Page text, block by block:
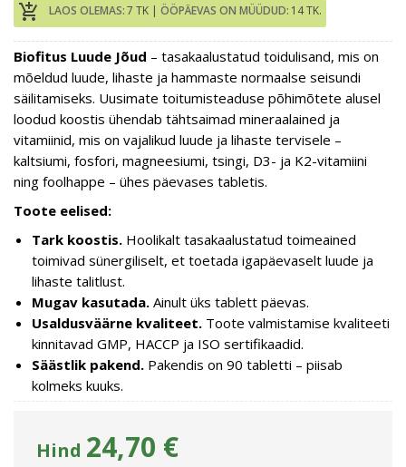
add_shopping_cart LAOS OLEMAS:7 TK | ÖÖPÄEVAS ON MÜÜDUD: 14 TK.
Biofitus Luude Jõud – tasakaalustatud toidulisand, mis on
mõeldud luude, lihaste ja hammaste normaalse seisundi
säilitamiseks. Uusimate toitumisteaduse põhimõtete alusel
loodud koostis ühendab tähtsaimad mineraalained ja
vitamiinid, mis on vajalikud luude ja lihaste tervisele –
kaltsiumi, fosfori, magneesiumi, tsingi, D3- ja K2-vitamiini
ning foolhappe – ühes päevases tabletis.
Toote eelised:
Tark koostis. Hoolikalt tasakaalustatud toimeained
toimivad sünergiliselt, et toetada igapäevaselt luude ja
lihaste talitlust.
Mugav kasutada. Ainult üks tablett päevas.
Usaldusväärne kvaliteet. Toote valmistamise kvaliteeti
kinnitavad GMP, HACCP ja ISO sertifikaadid.
Säästlik pakend. Pakendis on 90 tabletti – piisab
kolmeks kuuks.
Hind 24,70 €